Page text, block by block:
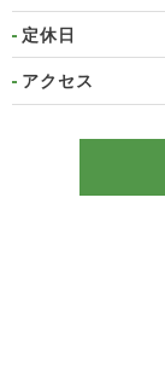
定休日
アクセス